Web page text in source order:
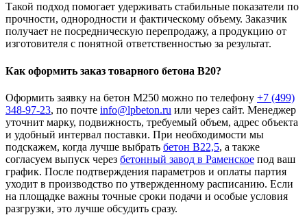
Такой подход помогает удерживать стабильные показатели по
прочности, однородности и фактическому объему. Заказчик
получает не посредническую перепродажу, а продукцию от
изготовителя с понятной ответственностью за результат.
Как оформить заказ товарного бетона B20?
Оформить заявку на бетон М250 можно по телефону +7 (499)
348-97-23, по почте info@lpbeton.ru или через сайт. Менеджер
уточнит марку, подвижность, требуемый объем, адрес объекта
и удобный интервал поставки. При необходимости мы
подскажем, когда лучше выбрать бетон В22,5, а также
согласуем выпуск через бетонный завод в Раменское под ваш
график. После подтверждения параметров и оплаты партия
уходит в производство по утвержденному расписанию. Если
на площадке важны точные сроки подачи и особые условия
разгрузки, это лучше обсудить сразу.